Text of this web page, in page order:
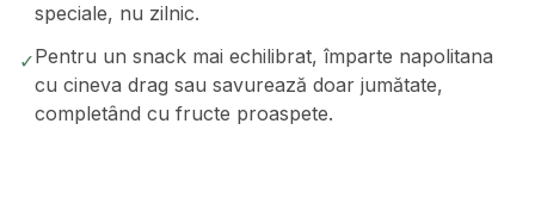
speciale, nu zilnic.
✓Pentru un snack mai echilibrat, împarte napolitana
cu cineva drag sau savurează doar jumătate,
completând cu fructe proaspete.